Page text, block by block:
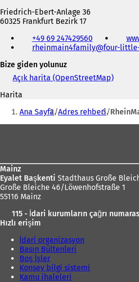
Friedrich-Ebert-Anlage 36
60325 Frankfurt Bezirk 17
faks
e-
posta
adresi
+49 69 247429560
rheinmain4family
four-
Bize giden yolunuz
Açık harita (OpenStreetMap)(
i
b
e
m
e
a
Harita
Buradasınız:
Ana Sayfa Adres rehberi
Mainz
Eyalet Başkenti Stadthaus Große
Große Bleiche 46/Löwenhofstraße 1
55116 Mainz
115 - İdari kurumların çağrı
Hızlı erişim
İdari organizasyon
Basın Bültenleri
Boş İşler
Konsey bilgi sistemi
Kamu ihaleleri